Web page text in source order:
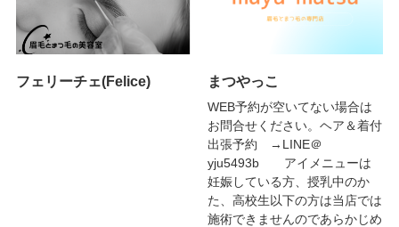
フェリーチェ(Felice) まつやっこ
WEB予約が空いてない場合は
お問合せください。ヘア＆着付
出張予約 →LINE＠
yju5493b アイメニューは
妊娠している方、授乳中のか
た、高校生以下の方は当店では
施術できませんのであらかじめ